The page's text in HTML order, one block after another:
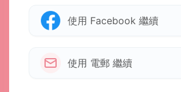
使用 Facebook 繼續
使用 電郵 繼續